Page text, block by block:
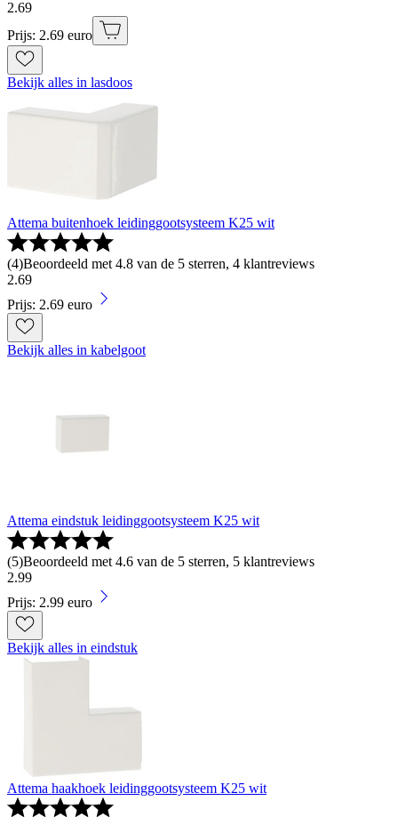
2.69
Prijs: 2.69 euro
Bekijk alles in lasdoos
Attema buitenhoek leidinggootsysteem K25 wit
(4)Beoordeeld met 4.8 van de 5 sterren, 4 klantreviews
2.69
Prijs: 2.69 euro
Bekijk alles in kabelgoot
Attema eindstuk leidinggootsysteem K25 wit
(5)Beoordeeld met 4.6 van de 5 sterren, 5 klantreviews
2.99
Prijs: 2.99 euro
Bekijk alles in eindstuk
Attema haakhoek leidinggootsysteem K25 wit